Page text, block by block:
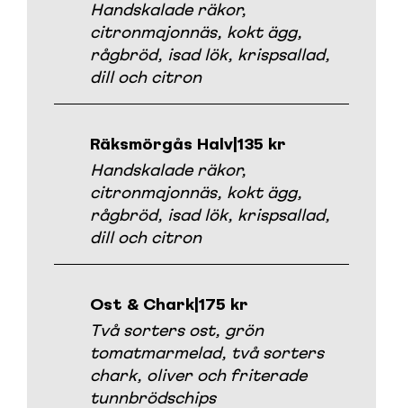
Handskalade räkor,
citronmajonnäs, kokt ägg,
rågbröd, isad lök, krispsallad,
dill och citron
Räksmörgås Halv 135 kr
Handskalade räkor,
citronmajonnäs, kokt ägg,
rågbröd, isad lök, krispsallad,
dill och citron
Ost & Chark 175 kr
Två sorters ost, grön
tomatmarmelad, två sorters
chark, oliver och friterade
tunnbrödschips